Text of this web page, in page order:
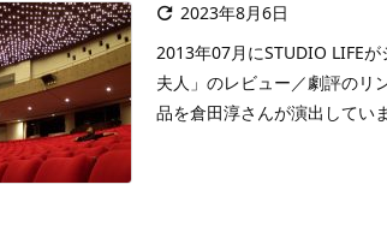
 2023年8月6日
2013年07月にSTUDIO LIFE
夫人」のレビュー／劇評のリ
品を倉田淳さんが演出してい